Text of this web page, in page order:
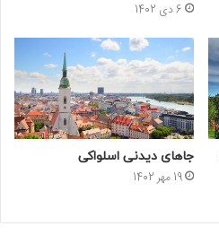
6 دی 1402
جاهای دیدنی اسلواکی
19 مهر 1402